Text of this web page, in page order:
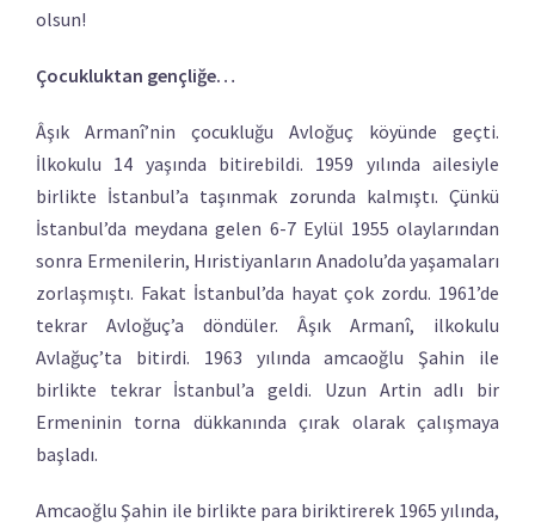
olsun!
Çocukluktan gençliğe…
Âşık Armanî’nin çocukluğu Avloğuç köyünde geçti.
İlkokulu 14 yaşında bitirebildi. 1959 yılında ailesiyle
birlikte İstanbul’a taşınmak zorunda kalmıştı. Çünkü
İstanbul’da meydana gelen 6-7 Eylül 1955 olaylarından
sonra Ermenilerin, Hıristiyanların Anadolu’da yaşamaları
zorlaşmıştı. Fakat İstanbul’da hayat çok zordu. 1961’de
tekrar Avloğuç’a döndüler. Âşık Armanî, ilkokulu
Avlağuç’ta bitirdi. 1963 yılında amcaoğlu Şahin ile
birlikte tekrar İstanbul’a geldi. Uzun Artin adlı bir
Ermeninin torna dükkanında çırak olarak çalışmaya
başladı.
Amcaoğlu Şahin ile birlikte para biriktirerek 1965 yılında,